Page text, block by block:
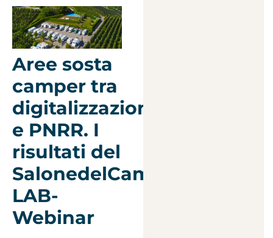
Aree sosta
camper tra
digitalizzazione
e PNRR. I
risultati del
SalonedelCamper
LAB-
Webinar